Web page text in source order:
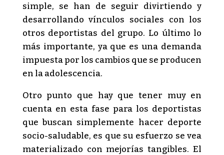
simple, se han de seguir divirtiendo y
desarrollando vínculos sociales con los
otros deportistas del grupo. Lo último lo
más importante, ya que es una demanda
impuesta por los cambios que se producen
en la adolescencia.
Otro punto que hay que tener muy en
cuenta en esta fase para los deportistas
que buscan simplemente hacer deporte
socio-saludable, es que su esfuerzo se vea
materializado con mejorías tangibles. El